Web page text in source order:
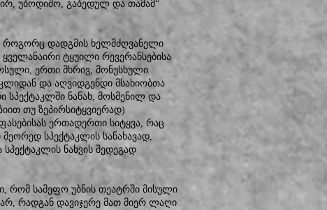
უბოდიშო, გაბედულ და თამამ“
როგორც დადგმის ხელმძღვანელი
ტყუილი რევერანსებისა
ერთი მხრივ, მონუსხული
და აღვიდგენდი მსახიობთა
სპექტაკლში ნანახ, მოსმენილ და
თუ ზეპირსიტყვიერად)
ერთადერთი სიტყვა, რაც
სპექტაკლის სანახავად,
ნახვის შედეგად
რომ სამეფო უბნის თეატრში მისული
რადგან დავიჯერე მათ მიერ ლაღი